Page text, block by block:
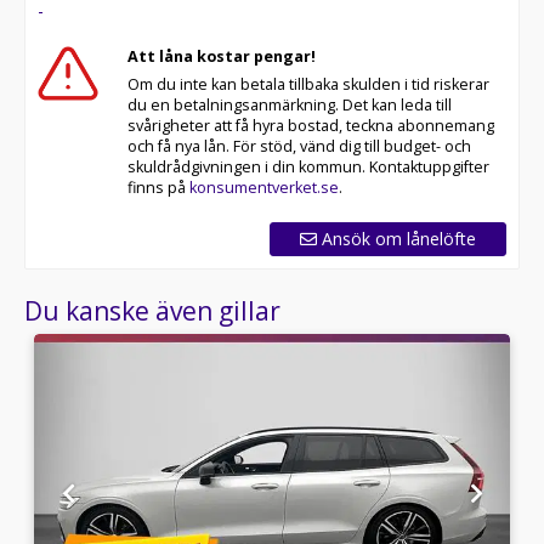
* 14 dagars helförsäkring via Folksam
* Över 10 tusen omdömen på Trustpilot
* Våra bilar är testade på över 100 punkter
* Kvalitetssäkrade bilar
Kontakta oss för mer information:
Telefontider:
Skydda din bil med vårt trygghetspaket. Välj mellan 12-
60 månaders garanti och komplettera med extra
Med korta lagertider försvinner våra bilar snabbt! Ring
oss idag för att reservera din bil: 021-540 08 00. Vi
erbjuder även skräddarsydd finansiering och 14 dagars
fri försäkring från Folksam.
-
Att låna kostar pengar!
Om du inte kan betala tillbaka skulden i tid riskerar
du en betalningsanmärkning. Det kan leda till
svårigheter att få hyra bostad, teckna abonnemang
och få nya lån. För stöd, vänd dig till budget- och
skuldrådgivningen i din kommun. Kontaktuppgifter
finns på konsumentverket.se.
Ansök om lånelöfte
Du kanske även gillar